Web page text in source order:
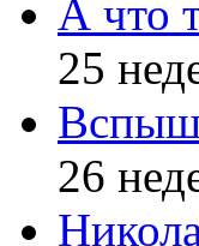
А что
25
26